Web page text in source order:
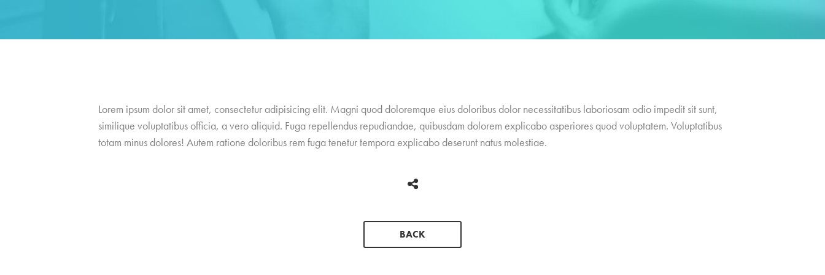
Lorem ipsum dolor sit amet, consectetur adipisicing elit. Magni quod doloremque eius doloribus dolor necessitatibus laboriosam odio impedit sit sunt,
similique voluptatibus officia, a vero aliquid. Fuga repellendus repudiandae, quibusdam dolorem explicabo asperiores quod voluptatem. Voluptatibus
totam minus dolores! Autem ratione doloribus rem fuga tenetur tempora explicabo deserunt natus molestiae.
BACK